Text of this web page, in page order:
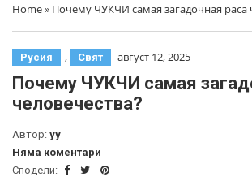
Home» Почему ЧУКЧИ самая загадочная раса
Русия , Свят август 12, 2025
Почему ЧУКЧИ самая
человечества?
Автор: yy
Няма коментари
Сподели: